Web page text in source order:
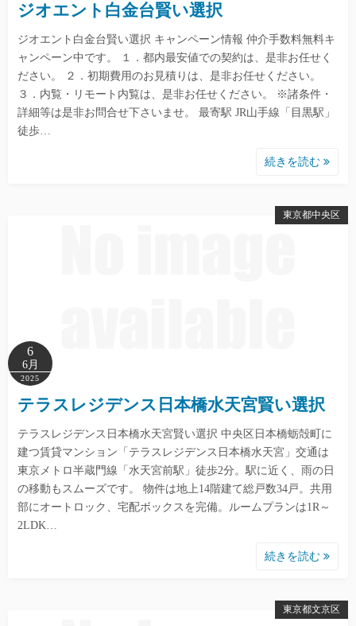
ジオエント白金台賢い選択
ジオエント白金台賢い選択 キャンペーン情報 仲介手数料無料キ
ャンペーン中です。 １．都内最安値での契約は、是非お任せく
ださい。 ２．初期費用のお見積りは、是非お任せください。
３．内覧・リモート内覧は、是非お任せください。 ※諸条件・
詳細等は是非お問合せ下さいませ。 最寄駅 JR山手線「目黒駅」
徒歩…
続きを読む
東京都中央区
6
6月
2025
テラスレジデンス日本橋水天宮賢い選択
テラスレジデンス日本橋水天宮賢い選択 中央区日本橋蛎殻町に
建つ賃貸マンション「テラスレジデンス日本橋水天宮」交通は
東京メトロ半蔵門線「水天宮前駅」徒歩2分。駅に近く、雨の日
の移動もスムーズです。 物件は地上14階建て総戸数34戸。共用
部にオートロック、宅配ボックスを完備。ルームプランは1R～
2LDK…
続きを読む
東京都文京区